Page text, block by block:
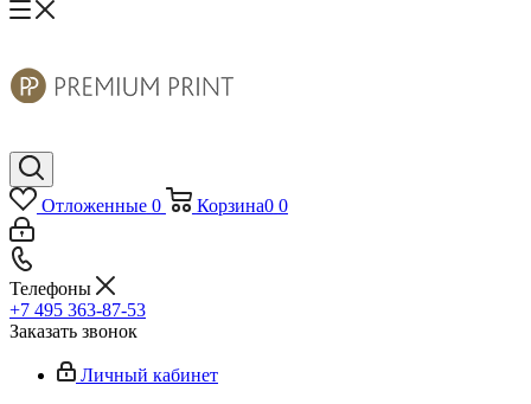
Отложенные 0 Корзина0 0
Телефоны
+7 495 363-87-53
Заказать звонок
Личный кабинет